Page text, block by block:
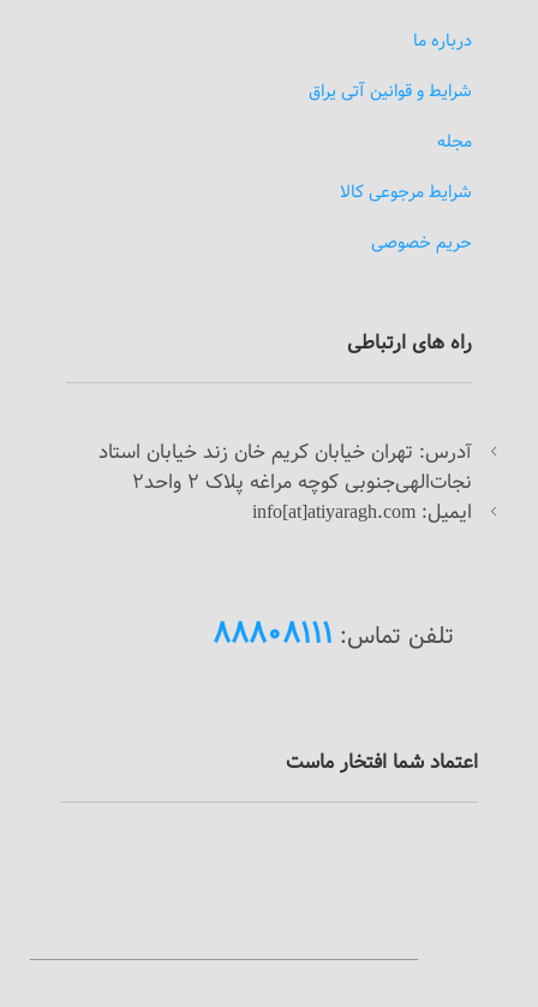
درباره ما
شرایط و قوانین آتی یراق
مجله
شرایط مرجوعی کالا
حریم خصوصی
راه های ارتباطی
آدرس: تهران خیابان کریم خان زند خیابان استاد
نجات‌الهی‌جنوبی کوچه مراغه پلاک 2 واحد2
ایمیل: info[at]atiyaragh.com
تلفن تماس: 88808111
اعتماد شما افتخار ماست